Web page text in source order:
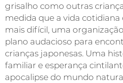
grisalho como outras
medida que a vida
mais difícil, uma
plano audacioso para
crianças japonesas. Uma
familiar e esperança
apocalipse do mundo